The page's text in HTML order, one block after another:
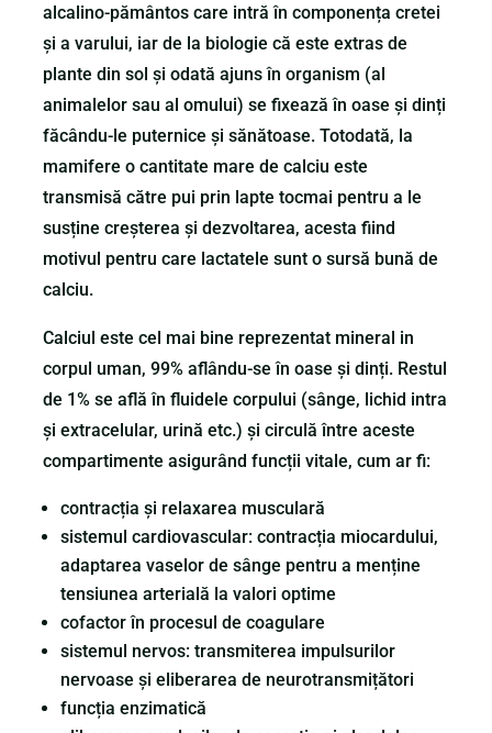
alcalino-pământos care intră în componența cretei
și a varului, iar de la biologie că este extras de
plante din sol și odată ajuns în organism (al
animalelor sau al omului) se fixează în oase și dinți
făcându-le puternice și sănătoase. Totodată, la
mamifere o cantitate mare de calciu este
transmisă către pui prin lapte tocmai pentru a le
susține creșterea și dezvoltarea, acesta fiind
motivul pentru care lactatele sunt o sursă bună de
calciu.
Calciul este cel mai bine reprezentat mineral in
corpul uman, 99% aflându-se în oase și dinți. Restul
de 1% se află în fluidele corpului (sânge, lichid intra
și extracelular, urină etc.) și circulă între aceste
compartimente asigurând funcții vitale, cum ar fi:
contracția și relaxarea musculară
sistemul cardiovascular: contracția miocardului,
adaptarea vaselor de sânge pentru a menține
tensiunea arterială la valori optime
cofactor în procesul de coagulare
sistemul nervos: transmiterea impulsurilor
nervoase și eliberarea de neurotransmițători
funcția enzimatică